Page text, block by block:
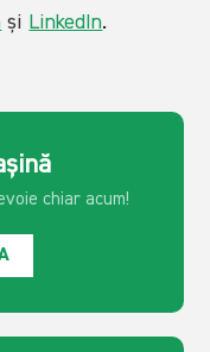
și LinkedIn.
chiar acum!